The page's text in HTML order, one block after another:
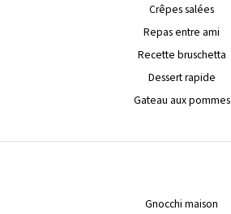
Crêpes salées
Repas entre ami
Recette bruschetta
Dessert rapide
Gateau aux pommes
Gnocchi maison